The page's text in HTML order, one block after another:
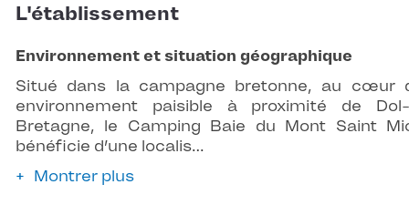
L'établissement
Environnement et situation géographique
Situé dans la campagne bretonne, au cœur
environnement paisible à proximité de
Bretagne, le Camping Baie du Mont Saint
bénéficie d’une localis…
Montrer plus